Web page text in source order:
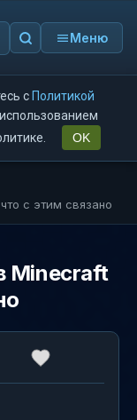
Меню
с Политикой
OK
с этим связано
Minecraft